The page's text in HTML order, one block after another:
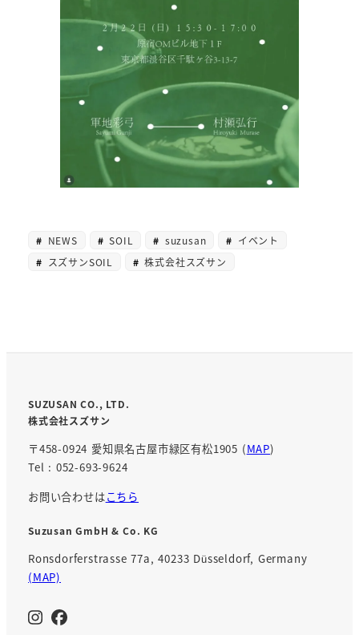
NEWS SOIL suzusan
イベント
スズサンSOIL
株式会社スズサン
SUZUSAN CO., LTD.
株式会社スズサン
〒458-0924 愛知県名古屋市緑区有松1905 (MAP)
Tel : 052-693-9624
お問い合わせは こちら
Suzusan GmbH & Co. KG
Ronsdorferstrasse 77a, 40233 Düsseldorf, Germany
(MAP)